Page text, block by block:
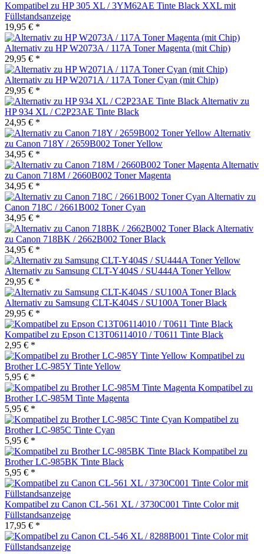
Kompatibel zu HP 305 XL / 3YM62AE Tinte Black XXL mit
Füllstandsanzeige
19,95 € *
Alternativ zu HP W2073A / 117A Toner Magenta (mit Chip)
29,95 € *
Alternativ zu HP W2071A / 117A Toner Cyan (mit Chip)
29,95 € *
Alternativ zu
HP 934 XL / C2P23AE Tinte Black
24,95 € *
Alternativ
zu Canon 718Y / 2659B002 Toner Yellow
34,95 € *
Alternativ
zu Canon 718M / 2660B002 Toner Magenta
34,95 € *
Alternativ zu
Canon 718C / 2661B002 Toner Cyan
34,95 € *
Alternativ
zu Canon 718BK / 2662B002 Toner Black
34,95 € *
Alternativ zu Samsung CLT-Y404S / SU444A Toner Yellow
29,95 € *
Alternativ zu Samsung CLT-K404S / SU100A Toner Black
29,95 € *
Kompatibel zu Epson C13T06114010 / T0611 Tinte Black
2,95 € *
Kompatibel zu
Brother LC-985Y Tinte Yellow
5,95 € *
Kompatibel zu
Brother LC-985M Tinte Magenta
5,95 € *
Kompatibel zu
Brother LC-985C Tinte Cyan
5,95 € *
Kompatibel zu
Brother LC-985BK Tinte Black
5,95 € *
Kompatibel zu Canon CL-561 XL / 3730C001 Tinte Color mit
Füllstandsanzeige
17,95 € *